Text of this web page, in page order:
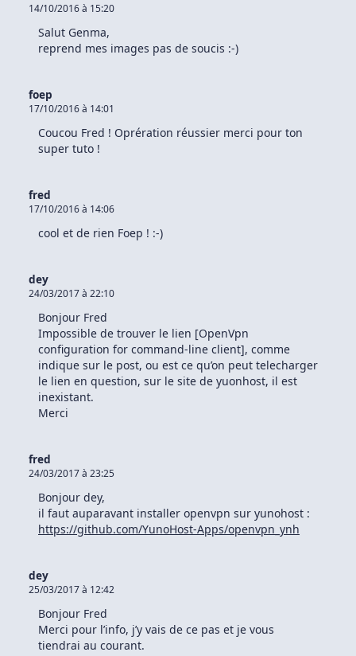
14/10/2016 à 15:20
Salut Genma,
reprend mes images pas de soucis :-)
foep
17/10/2016 à 14:01
Coucou Fred ! Oprération réussier merci pour ton
super tuto !
fred
17/10/2016 à 14:06
cool et de rien Foep ! :-)
dey
24/03/2017 à 22:10
Bonjour Fred
Impossible de trouver le lien [OpenVpn
configuration for command-line client], comme
indique sur le post, ou est ce qu’on peut telecharger
le lien en question, sur le site de yuonhost, il est
inexistant.
Merci
fred
24/03/2017 à 23:25
Bonjour dey,
il faut auparavant installer openvpn sur yunohost :
https://github.com/YunoHost-Apps/openvpn_ynh
dey
25/03/2017 à 12:42
Bonjour Fred
Merci pour l’info, j’y vais de ce pas et je vous
tiendrai au courant.